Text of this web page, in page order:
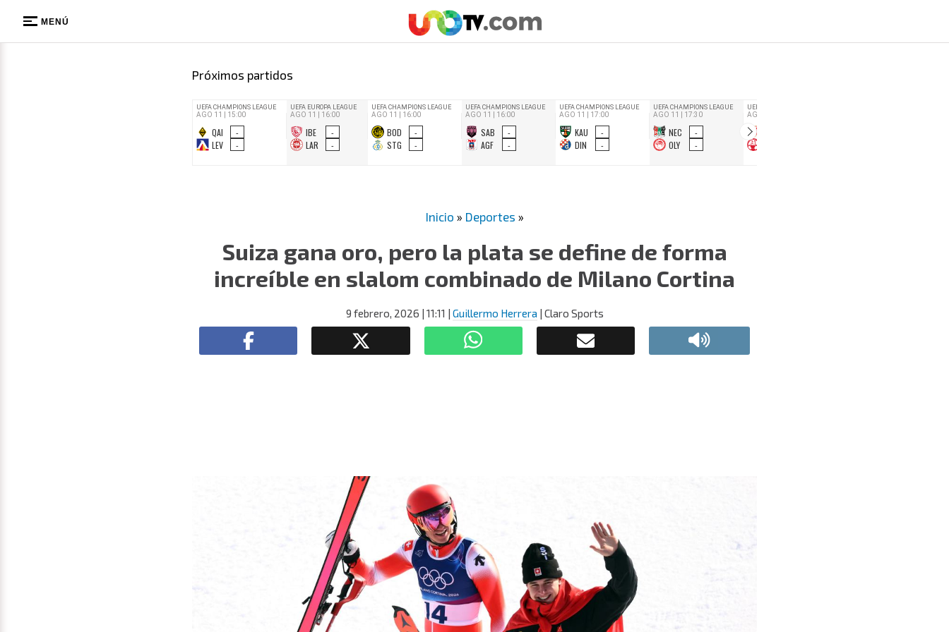
MENÚ
Próximos partidos
Inicio » Deportes »
Suiza gana oro, pero la plata se define de forma
increíble en slalom combinado de Milano Cortina
9 febrero, 2026 | 11:11 | Guillermo Herrera | Claro Sports